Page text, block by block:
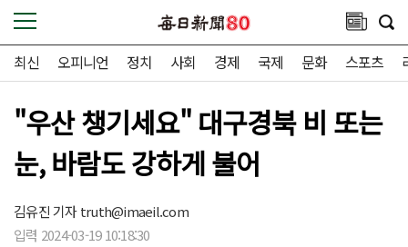
최신 오피니언 정치 사회 경제 국제 문화 스포츠
"우산 챙기세요" 대구경북 비 또는
눈, 바람도 강하게 불어
김유진 기자truth@imaeil.com
입력 2024-03-19 10:18:30